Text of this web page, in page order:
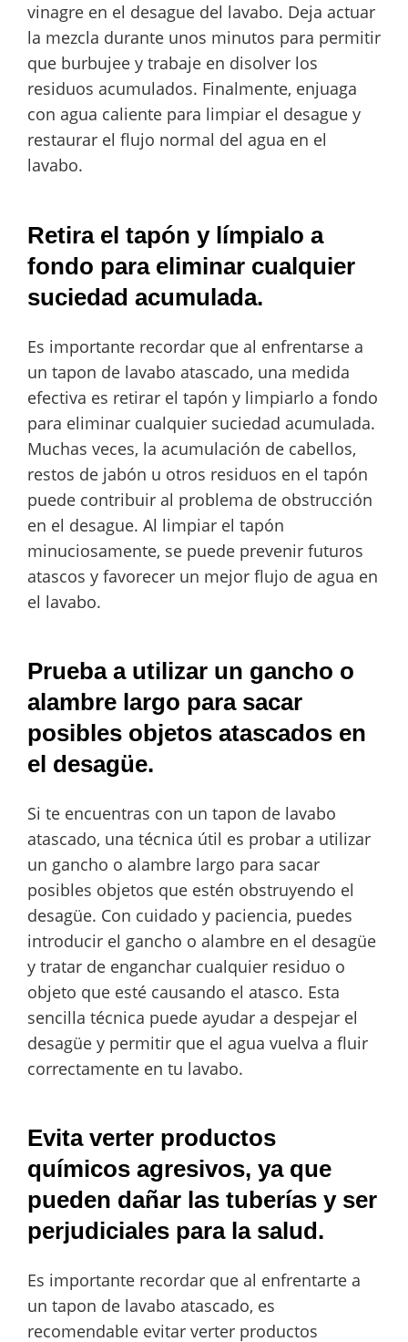
vinagre en el desague del lavabo. Deja actuar
la mezcla durante unos minutos para permitir
que burbujee y trabaje en disolver los
residuos acumulados. Finalmente, enjuaga
con agua caliente para limpiar el desague y
restaurar el flujo normal del agua en el
lavabo.
Retira el tapón y límpialo a
fondo para eliminar cualquier
suciedad acumulada.
Es importante recordar que al enfrentarse a
un tapon de lavabo atascado, una medida
efectiva es retirar el tapón y limpiarlo a fondo
para eliminar cualquier suciedad acumulada.
Muchas veces, la acumulación de cabellos,
restos de jabón u otros residuos en el tapón
puede contribuir al problema de obstrucción
en el desague. Al limpiar el tapón
minuciosamente, se puede prevenir futuros
atascos y favorecer un mejor flujo de agua en
el lavabo.
Prueba a utilizar un gancho o
alambre largo para sacar
posibles objetos atascados en
el desagüe.
Si te encuentras con un tapon de lavabo
atascado, una técnica útil es probar a utilizar
un gancho o alambre largo para sacar
posibles objetos que estén obstruyendo el
desagüe. Con cuidado y paciencia, puedes
introducir el gancho o alambre en el desagüe
y tratar de enganchar cualquier residuo o
objeto que esté causando el atasco. Esta
sencilla técnica puede ayudar a despejar el
desagüe y permitir que el agua vuelva a fluir
correctamente en tu lavabo.
Evita verter productos
químicos agresivos, ya que
pueden dañar las tuberías y ser
perjudiciales para la salud.
Es importante recordar que al enfrentarte a
un tapon de lavabo atascado, es
recomendable evitar verter productos